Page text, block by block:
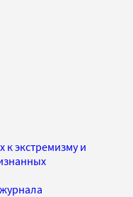
к экстремизму и